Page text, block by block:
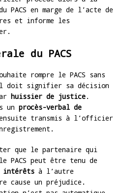
PACS en marge de l’acte de
et informe les
du PACS
rompre le PACS sans
doit signifier sa décision
huissier de justice.
un procès-verbal de
transmis à l’officier
que le partenaire qui
PACS peut être tenu de
intérêts à l’autre
cause un préjudice.